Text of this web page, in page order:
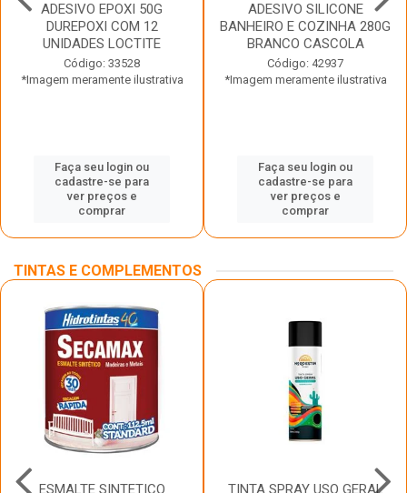
ADESIVO EPOXI 50G
DUREPOXI COM 12
UNIDADES LOCTITE
Código: 33528
*Imagem meramente ilustrativa
Faça seu login ou
cadastre-se para
ver preços e
comprar
ADESIVO SILICONE
BANHEIRO E COZINHA 280G
BRANCO CASCOLA
Código: 42937
*Imagem meramente ilustrativa
Faça seu login ou
cadastre-se para
ver preços e
comprar
TINTAS E COMPLEMENTOS
ESMALTE SINTETICO TINTA SPRAY USO GERAL